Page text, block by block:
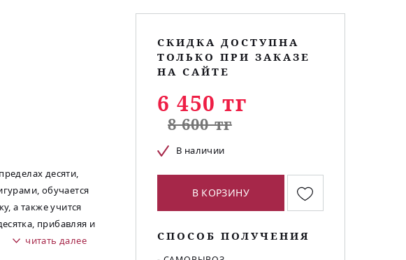
десяти,
обучается
а также учится
прибавляя и
читать далее
СКИДКА ДОСТУПНА
ТОЛЬКО ПРИ ЗАКАЗЕ
НА САЙТЕ
6 450 тг
8 600 тг
В наличии
В КОРЗИНУ
СПОСОБ ПОЛУЧЕНИЯ